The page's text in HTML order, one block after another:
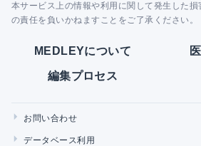
本サービス上の情報や利用に関して発生した
の責任を負いかねますことをご了承ください。
MEDLEYについて
編集プロセス
お問い合わせ
データベース利用